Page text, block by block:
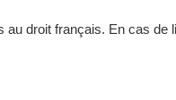
au droit français. En cas de